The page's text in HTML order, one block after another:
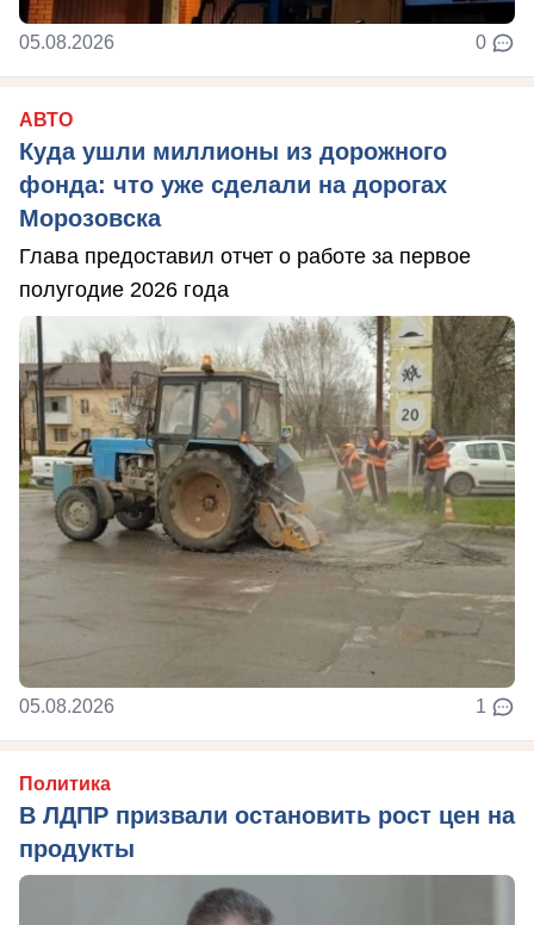
05.08.2026 0
АВТО
Куда ушли миллионы из дорожного
фонда: что уже сделали на дорогах
Морозовска
Глава предоставил отчет о работе за первое
полугодие 2026 года
05.08.2026 1
Политика
В ЛДПР призвали остановить рост цен на
продукты